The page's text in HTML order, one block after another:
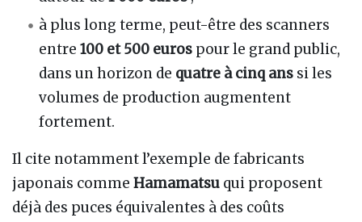
à plus long terme, peut-être des scanners
entre100 et 500 euros pour le grand public,
dans un horizon de quatre à cinq ans si les
volumes de production augmentent
fortement.
Il cite notamment l’exemple de fabricants
japonais comme Hamamatsu qui proposent
déjà des puces équivalentes à des coûts